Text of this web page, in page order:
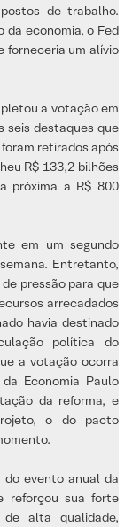
de trabalho.
da economia, o Fed
forneceria um alívio
a votação em
seis destaques que
retirados após
R$ 133,2 bilhões
próxima a R$ 800
em um segundo
Entretanto,
pressão para que
arrecadados
havia destinado
política do
a votação ocorra
Economia Paulo
da reforma, e
o do pacto
do evento anual da
reforçou sua forte
alta qualidade,